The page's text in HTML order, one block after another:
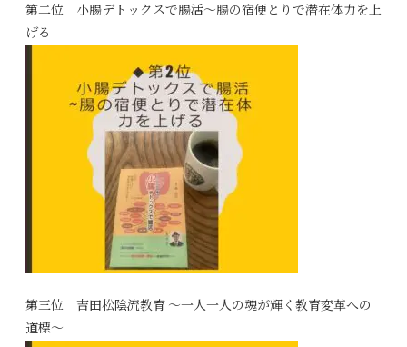
第二位 小腸デトックスで腸活～腸の宿便とりで潜在体力を上
げる
第三位 吉田松陰流教育 ～一人一人の魂が輝く教育変革への
道標～